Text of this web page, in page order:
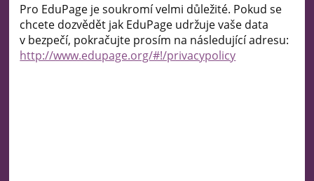
Pro EduPage je soukromí velmi důležité. Pokud se
chcete dozvědět jak EduPage udržuje vaše data
v bezpečí, pokračujte prosím na následující adresu:
http://www.edupage.org/#!/privacypolicy